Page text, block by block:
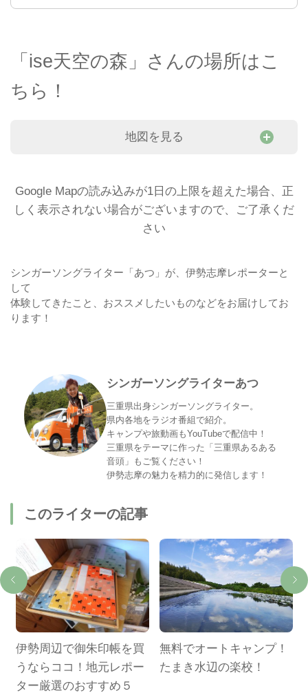
「ise天空の森」さんの場所はこ
ちら！
地図を見る
Google Mapの読み込みが1日の上限を超えた場合、正
しく表示されない場合がございますので、ご了承くだ
さい
シンガーソングライター「あつ」が、伊勢志摩レポーターと
して
体験してきたこと、おススメしたいものなどをお届けしてお
ります！
シンガーソングライターあつ
三重県出身シンガーソングライター。
県内各地をラジオ番組で紹介。
キャンプや旅動画もYouTubeで配信中！
三重県をテーマに作った「三重県あるある
音頭」もご覧ください！
伊勢志摩の魅力を精力的に発信します！
このライターの記事
伊勢周辺で御朱印帳を買
うならココ！地元レポー
ター厳選のおすすめ５
無料でオートキャンプ！
たまき水辺の楽校！